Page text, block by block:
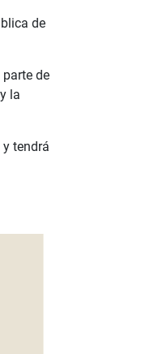
de
de
la
tendrá